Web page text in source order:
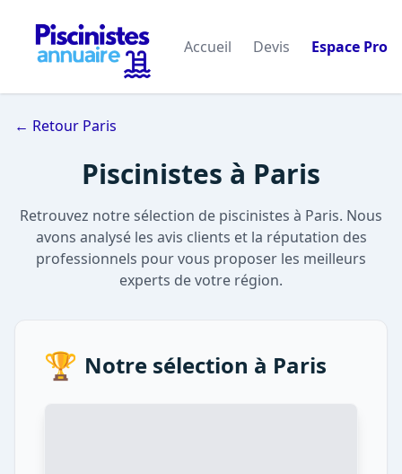
Accueil Devis Espace Pro
← Retour Paris
Piscinistes à Paris
Retrouvez notre sélection de piscinistes à Paris. Nous
avons analysé les avis clients et la réputation des
professionnels pour vous proposer les meilleurs
experts de votre région.
🏆 Notre sélection à Paris